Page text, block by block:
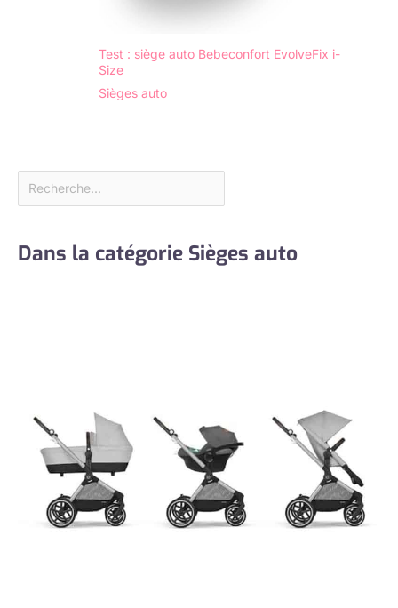
Test : siège auto Bebeconfort EvolveFix i-
Size
Sièges auto
Dans la catégorie Sièges auto